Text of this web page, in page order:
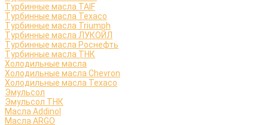
Турбинные масла TAIF
Турбинные масла Texaco
Турбинные масла Triumph
Турбинные масла ЛУКОЙЛ
Турбинные масла Роснефть
Турбинные масла ТНК
Холодильные масла
Холодильные масла Chevron
Холодильные масла Texaco
Эмульсол
Эмульсол ТНК
Масла Addinol
Масла ARGO